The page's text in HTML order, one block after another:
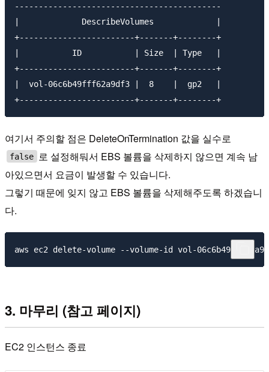
-------------------------------------------
|             DescribeVolumes             |
+------------------------+-------+--------+
|           ID           | Size  | Type   |
+------------------------+-------+--------+
|  vol-06c6b49fff62a9df3 |  8    |  gp2   |
여기서 주의할 점은 DeleteOnTermination 값을 실수로
false 로 설정해둬서 EBS 볼륨을 삭제하지 않으면 계속 남
아있으면서 요금이 발생할 수 있습니다.
그렇기 때문에 잊지 않고 EBS 볼륨을 삭제해주도록 하겠습니
다.
3. 마무리 (참고 페이지)
EC2 인스턴스 종료